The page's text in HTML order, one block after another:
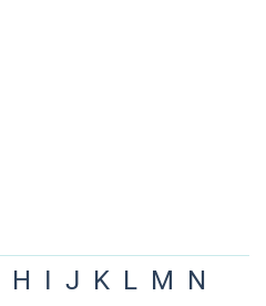
H I J K L M N